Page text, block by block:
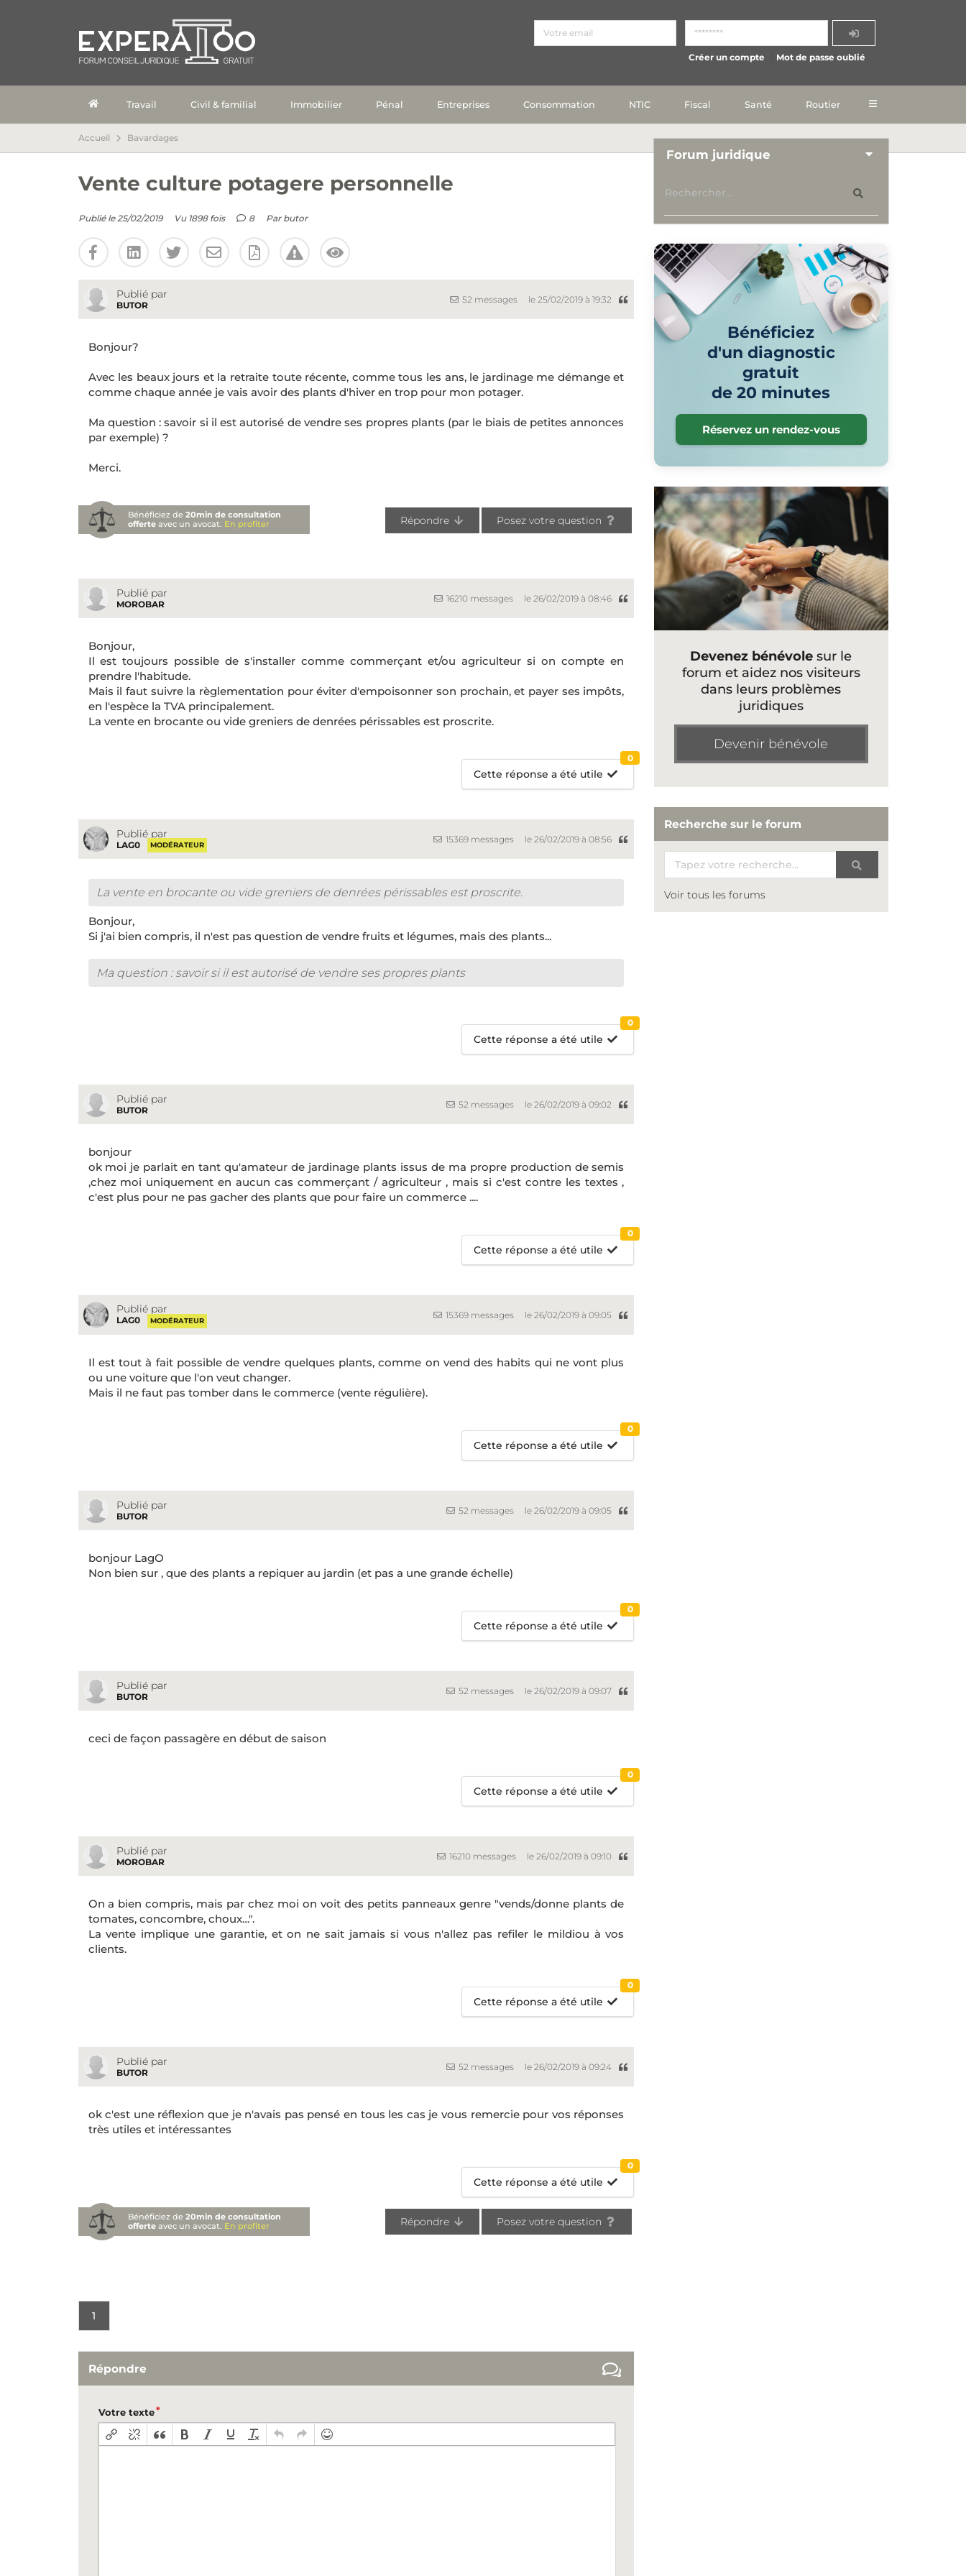
Créer un compte Mot de passe oublié
Travail Civil & familial Immobilier Pénal Entreprises Consommation NTIC Fiscal Santé Routier
Accueil Bavardages
Vente culture potagere personnelle
Publié le 25/02/2019 Vu 1898 fois 8 Par butor
Publié par
BUTOR
52 messages le 25/02/2019 à 19:32
Bonjour?
Avec les beaux jours et la retraite toute récente, comme tous les ans, le jardinage me démange et
comme chaque année je vais avoir des plants d'hiver en trop pour mon potager.
Ma question : savoir si il est autorisé de vendre ses propres plants (par le biais de petites annonces
par exemple) ?
Merci.
Bénéficiez de20min de consultation
offerte avec un avocat. En profiter Répondre Posez votre question
Publié par
MOROBAR
16210 messages le 26/02/2019 à 08:46
Bonjour,
Il est toujours possible de s'installer comme commerçant et/ou agriculteur si on compte en
prendre l'habitude.
Mais il faut suivre la règlementation pour éviter d'empoisonner son prochain, et payer ses impôts,
en l'espèce la TVA principalement.
La vente en brocante ou vide greniers de denrées périssables est proscrite.
Cette réponse a été utile
0
Publié par
LAG0 MODÉRATEUR
15369 messages le 26/02/2019 à 08:56
La vente en brocante ou vide greniers de denrées périssables est proscrite.
Bonjour,
Si j'ai bien compris, il n'est pas question de vendre fruits et légumes, mais des plants...
Ma question : savoir si il est autorisé de vendre ses propres plants
Cette réponse a été utile
0
Publié par
BUTOR
52 messages le 26/02/2019 à 09:02
bonjour
ok moi je parlait en tant qu'amateur de jardinage plants issus de ma propre production de semis
,chez moi uniquement en aucun cas commerçant / agriculteur , mais si c'est contre les textes ,
c'est plus pour ne pas gacher des plants que pour faire un commerce ....
Cette réponse a été utile
0
Publié par
LAG0 MODÉRATEUR
15369 messages le 26/02/2019 à 09:05
Il est tout à fait possible de vendre quelques plants, comme on vend des habits qui ne vont plus
ou une voiture que l'on veut changer.
Mais il ne faut pas tomber dans le commerce (vente régulière).
Cette réponse a été utile
0
Publié par
BUTOR
52 messages le 26/02/2019 à 09:05
bonjour LagO
Non bien sur , que des plants a repiquer au jardin (et pas a une grande échelle)
Cette réponse a été utile
0
Publié par
BUTOR
52 messages le 26/02/2019 à 09:07
ceci de façon passagère en début de saison
Cette réponse a été utile
0
Publié par
MOROBAR
16210 messages le 26/02/2019 à 09:10
On a bien compris, mais par chez moi on voit des petits panneaux genre "vends/donne plants de
tomates, concombre, choux…".
La vente implique une garantie, et on ne sait jamais si vous n'allez pas refiler le mildiou à vos
clients.
Cette réponse a été utile
0
Publié par
BUTOR
52 messages le 26/02/2019 à 09:24
ok c'est une réflexion que je n'avais pas pensé en tous les cas je vous remercie pour vos réponses
très utiles et intéressantes
Cette réponse a été utile
0
Bénéficiez de20min de consultation
offerte avec un avocat. En profiter Répondre Posez votre question
1
Répondre
Votre texte
Forum juridique
Bénéficiez
d'un diagnostic
gratuit
de 20 minutes
Réservez un rendez-vous
Devenez bénévole sur le
forum et aidez nos visiteurs
dans leurs problèmes
juridiques
Devenir bénévole
Recherche sur le forum
Voir tous les forums